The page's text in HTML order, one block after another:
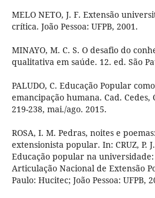
MELO NETO, J. F. Extensão
crítica. João Pessoa: UFPB, 2001.
MINAYO, M. C. S. O desafio do
qualitativa em saúde. 12. ed. São
PALUDO, C. Educação Popular
emancipação humana. Cad. Cedes,
219-238, mai./ago. 2015.
ROSA, I. M. Pedras, noites e
extensionista popular. In: CRUZ, P.
Educação popular na
Articulação Nacional de Extensão
Paulo: Hucitec; João Pessoa: UFPB,